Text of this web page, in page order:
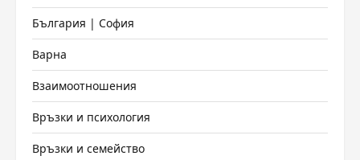
България | София
Варна
Взаимоотношения
Връзки и психология
Връзки и семейство